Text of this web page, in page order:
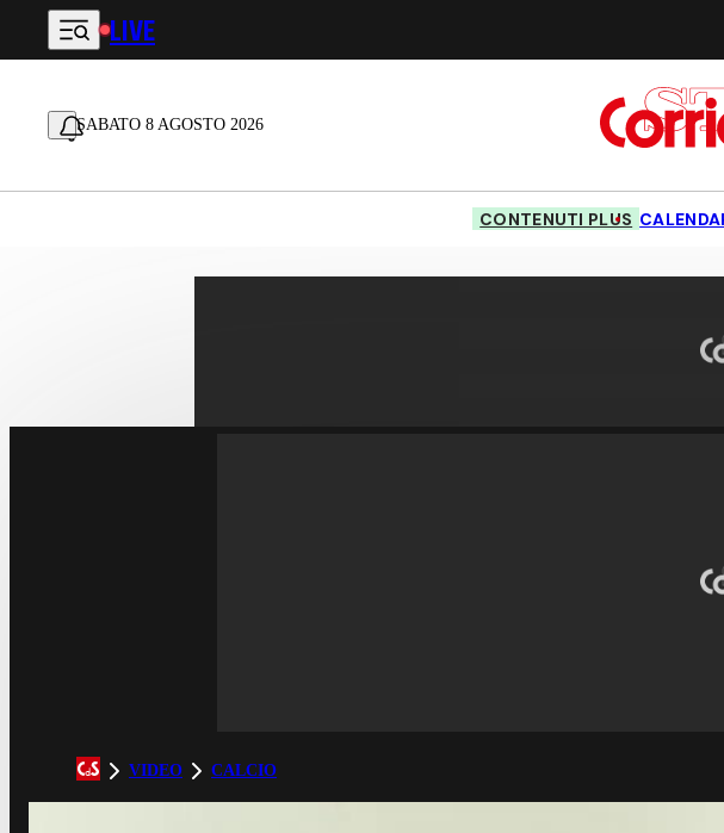
Vai al contenuto principale
LIVE
SABATO 8 AGOSTO 2026
CONTENUTI PLUS
VIDEO CALCIO